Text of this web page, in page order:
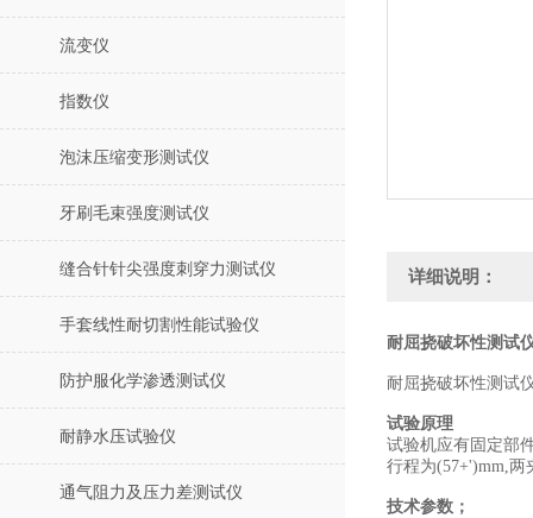
流变仪
指数仪
泡沫压缩变形测试仪
牙刷毛束强度测试仪
缝合针针尖强度刺穿力测试仪
手套线性耐切割性能试验仪
防护服化学渗透测试仪
耐静水压试验仪
通气阻力及压力差测试仪
详细说明：
耐屈挠破坏性测试
耐屈挠破坏性测试
试验原理
试验机应有固定部
行程为(57+')mm,
技术参数；